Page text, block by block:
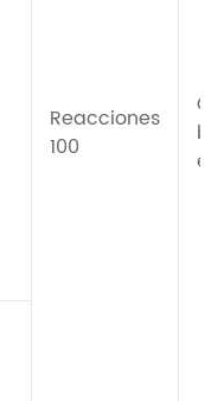
Reacciones
100